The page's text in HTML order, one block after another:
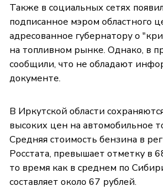
Также в социальных сетях
подписанное мэром областного
адресованное губернатору о
на топливном рынке. Однако, в
сообщили, что не обладают
документе.
В Иркутской области
высоких цен на автомобильное
Средняя стоимость бензина в
Росстата, превышает отметку в
то время как в среднем по
составляет около 67 рублей.